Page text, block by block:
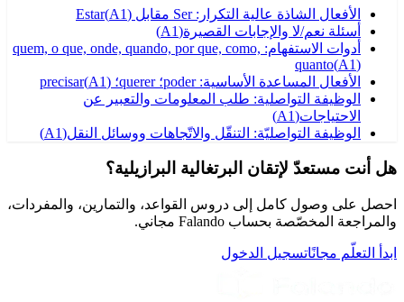
الأفعال الشاذة عالية التكرار: Ser مقابل Estar (A1)
أسئلة نعم/لا والإجابات القصيرة(
A1
)
أدوات الاستفهام: quem, o que, onde, quando, por que, como,
quanto(A1)
الأفعال المساعدة الأساسية: poder؛ querer؛ precisar
(A1)
الوظيفة التواصلية: طلب المعلومات والتعبير عن
الاحتياجات(
A1
)
الوظيفة التواصليّة: التنقّل والاتّجاهات ووسائل النقل(
A1
)
هل أنت مستعدّ لإتقان البرتغالية البرازيلية؟
احصل على وصول كامل إلى دروس القواعد، والتمارين، والمفردات،
والمراجعة المخصّصة بحساب Falando مجاني.
ابدأ التعلّم مجانًاتسجيل الدخول